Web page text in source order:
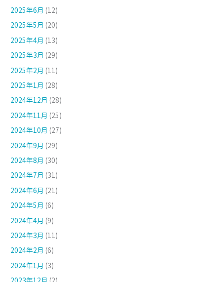
2025年6月 (12)
2025年5月 (20)
2025年4月 (13)
2025年3月 (29)
2025年2月 (11)
2025年1月 (28)
2024年12月 (28)
2024年11月 (25)
2024年10月 (27)
2024年9月 (29)
2024年8月 (30)
2024年7月 (31)
2024年6月 (21)
2024年5月 (6)
2024年4月 (9)
2024年3月 (11)
2024年2月 (6)
2024年1月 (3)